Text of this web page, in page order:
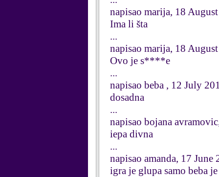
napisao marija, 18
Ima li šta
...
napisao marija, 18
Ovo je s****e
...
napisao beba , 12 July
dosadna
...
napisao bojana
iepa divna
...
napisao amanda, 17 June
igra je glupa samo beba